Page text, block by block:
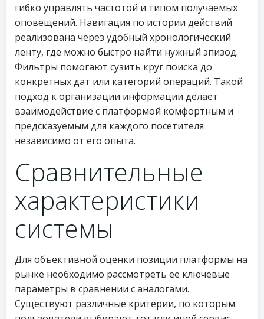
гибко управлять частотой и типом получаемых
оповещений. Навигация по истории действий
реализована через удобный хронологический
ленту, где можно быстро найти нужный эпизод.
Фильтры помогают сузить круг поиска до
конкретных дат или категорий операций. Такой
подход к организации информации делает
взаимодействие с платформой комфортным и
предсказуемым для каждого посетителя
независимо от его опыта.
Сравнительные
характеристики
системы
Для объективной оценки позиции платформы на
рынке необходимо рассмотреть её ключевые
параметры в сравнении с аналогами.
Существуют различные критерии, по которым